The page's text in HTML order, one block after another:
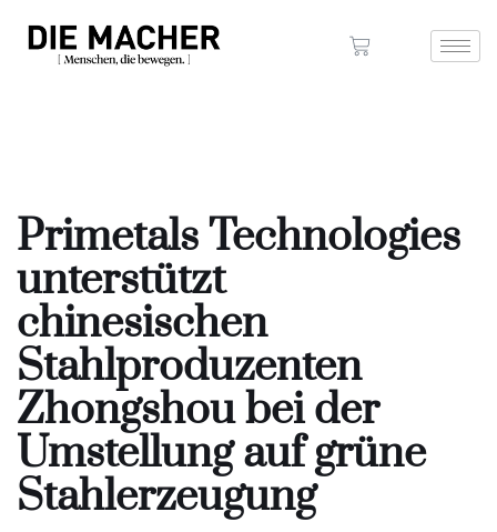
Primetals Technologies
unterstützt
chinesischen
Stahlproduzenten
Zhongshou bei der
Umstellung auf grüne
Stahlerzeugung